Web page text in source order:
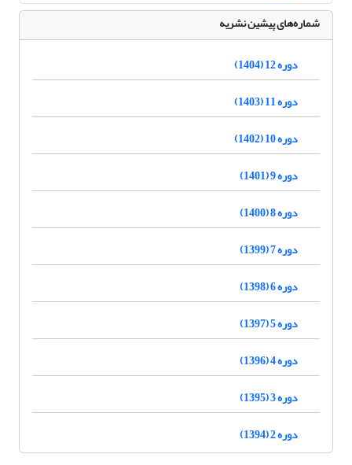
شماره‌های پیشین نشریه
دوره 12 (1404)
دوره 11 (1403)
دوره 10 (1402)
دوره 9 (1401)
دوره 8 (1400)
دوره 7 (1399)
دوره 6 (1398)
دوره 5 (1397)
دوره 4 (1396)
دوره 3 (1395)
دوره 2 (1394)